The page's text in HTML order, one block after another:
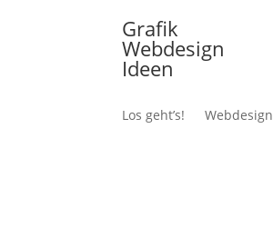
Grafik
Webdesign
Ideen
Los geht’s! Webdesign